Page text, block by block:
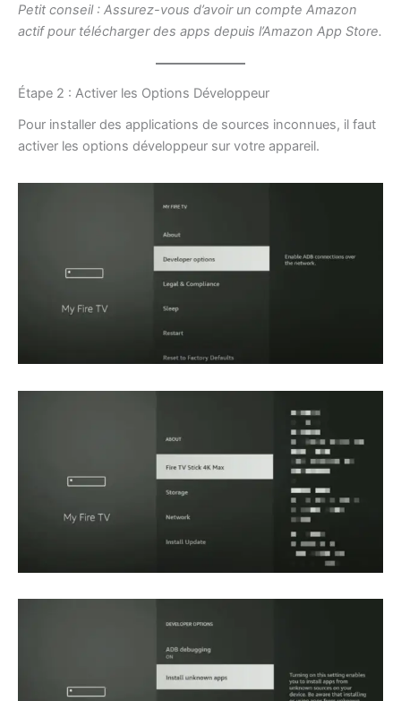
Petit conseil : Assurez-vous d’avoir un compte Amazon
actif pour télécharger des apps depuis l’Amazon App Store.
Étape 2 : Activer les Options Développeur
Pour installer des applications de sources inconnues, il faut
activer les options développeur sur votre appareil.